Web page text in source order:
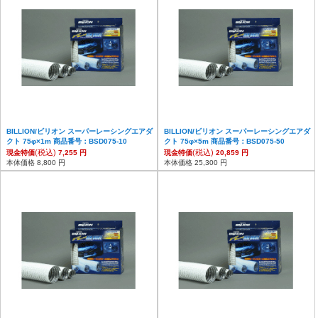
BILLION/ビリオン スーパーレーシングエアダ
クト 75φ×1m 商品番号：BSD075-10
現金特価(税込) 7,255 円
本体価格 8,800 円
BILLION/ビリオン スーパーレーシングエアダ
クト 75φ×5m 商品番号：BSD075-50
現金特価(税込) 20,859 円
本体価格 25,300 円